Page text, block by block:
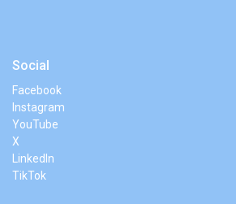
Social
Facebook
Instagram
YouTube
X
LinkedIn
TikTok